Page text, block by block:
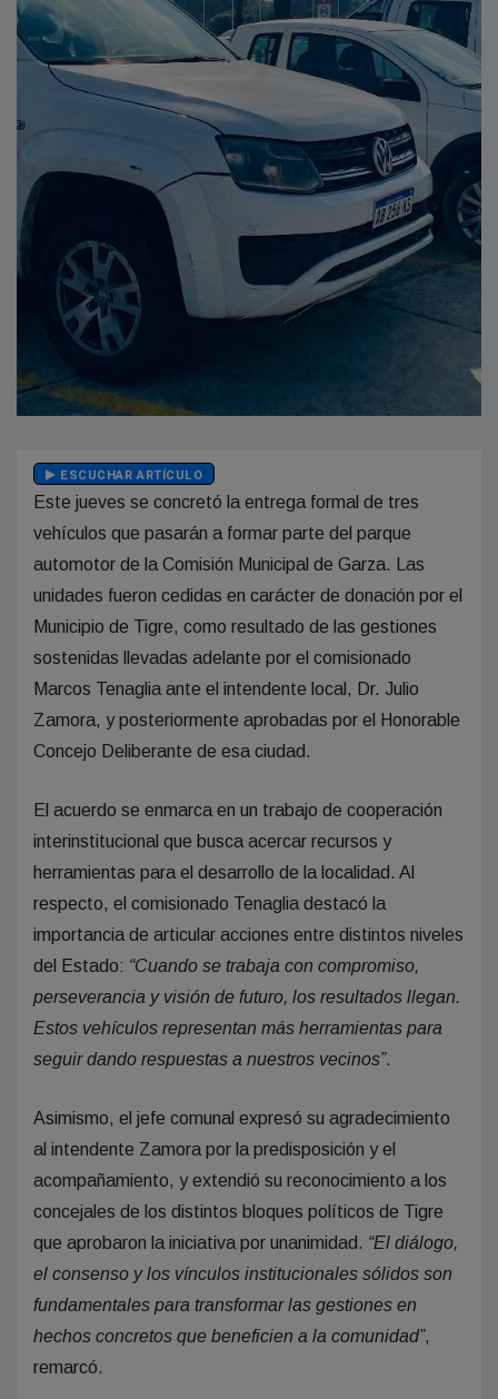
ESCUCHAR ARTÍCULO
Este jueves se concretó la entrega formal de tres
vehículos que pasarán a formar parte del parque
automotor de la Comisión Municipal de Garza. Las
unidades fueron cedidas en carácter de donación por el
Municipio de Tigre, como resultado de las gestiones
sostenidas llevadas adelante por el comisionado
Marcos Tenaglia ante el intendente local, Dr. Julio
Zamora, y posteriormente aprobadas por el Honorable
Concejo Deliberante de esa ciudad.
El acuerdo se enmarca en un trabajo de cooperación
interinstitucional que busca acercar recursos y
herramientas para el desarrollo de la localidad. Al
respecto, el comisionado Tenaglia destacó la
importancia de articular acciones entre distintos niveles
del Estado: “Cuando se trabaja con compromiso,
perseverancia y visión de futuro, los resultados llegan.
Estos vehículos representan más herramientas para
seguir dando respuestas a nuestros vecinos”.
Asimismo, el jefe comunal expresó su agradecimiento
al intendente Zamora por la predisposición y el
acompañamiento, y extendió su reconocimiento a los
concejales de los distintos bloques políticos de Tigre
que aprobaron la iniciativa por unanimidad. “El diálogo,
el consenso y los vínculos institucionales sólidos son
fundamentales para transformar las gestiones en
hechos concretos que beneficien a la comunidad”,
remarcó.